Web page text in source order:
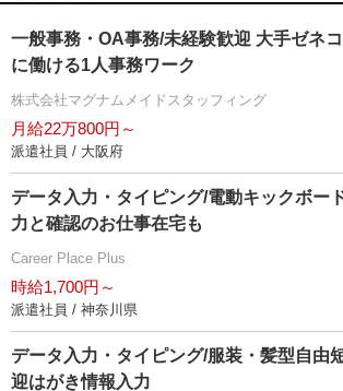
一般事務・OA事務/未経験歓迎 大手ゼネ
に働ける1人事務ワーク
株式会社マグナムメイドスタッフィング
月給22万800円～
派遣社員 / 大阪府
データ入力・タイピング/電動キックボー
力と確認のお仕事在宅も
Career Place Plus
時給1,700円～
派遣社員 / 神奈川県
データ入力・タイピング/服装・髪型自由
迎はがき情報入力